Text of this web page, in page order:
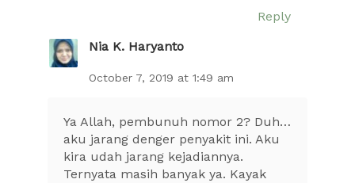
Reply
Nia K. Haryanto
October 7, 2019 at 1:49 am
Ya Allah, pembunuh nomor 2? Duh…
aku jarang denger penyakit ini. Aku
kira udah jarang kejadiannya.
Ternyata masih banyak ya. Kayak